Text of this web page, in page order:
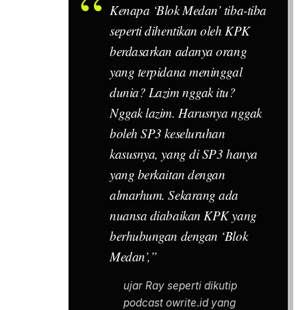
Kenapa ‘Blok Medan’ tiba-tiba
seperti dihentikan oleh KPK
berdasarkan adanya orang
yang terpidana meninggal
dunia? Lazim nggak itu?
Nggak lazim. Harusnya nggak
boleh SP3 keseluruhan
kasusnya, yang di SP3 hanya
yang berkaitan dengan
almarhum. Sekarang ada
nuansa diabaikan KPK yang
berhubungan dengan ‘Blok
Medan’,”
ujar Ray seperti dikutip
podcast owrite.id yang